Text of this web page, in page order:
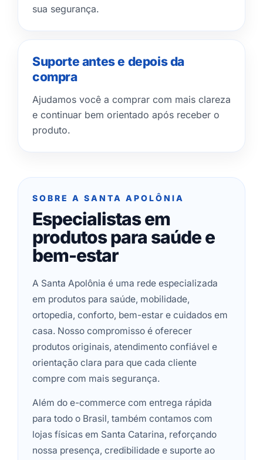
sua segurança.
Suporte antes e depois da
compra
Ajudamos você a comprar com mais clareza
e continuar bem orientado após receber o
produto.
SOBRE A SANTA APOLÔNIA
Especialistas em
produtos para saúde e
bem-estar
A Santa Apolônia é uma rede especializada
em produtos para saúde, mobilidade,
ortopedia, conforto, bem-estar e cuidados em
casa. Nosso compromisso é oferecer
produtos originais, atendimento confiável e
orientação clara para que cada cliente
compre com mais segurança.
Além do e-commerce com entrega rápida
para todo o Brasil, também contamos com
lojas físicas em Santa Catarina, reforçando
nossa presença, credibilidade e suporte ao